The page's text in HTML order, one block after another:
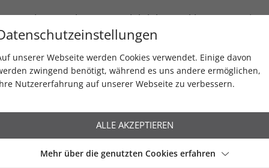
Newsletter / Blog Produktlebenszyklen Service
unserer Webseite werden Cookies verwendet. Einige davon
zwingend benötigt, während es uns andere ermöglichen,
Nutzererfahrung auf unserer Webseite zu verbessern.
ALLE AKZEPTIEREN
Mehr über die genutzten Cookies erfahren